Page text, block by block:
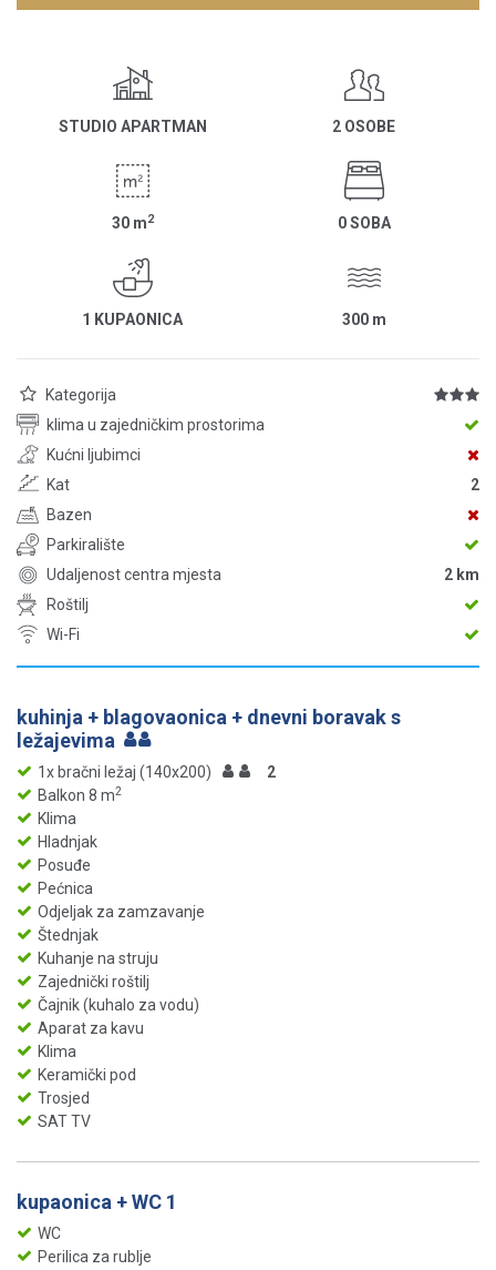
STUDIO APARTMAN 2 OSOBE
30 m2 0 SOBA
1 KUPAONICA 300 m
Kategorija
klima u zajedničkim prostorima
Kućni ljubimci
Kat
2
Bazen
Parkiralište
Udaljenost centra mjesta
2 km
Roštilj
Wi-Fi
kuhinja + blagovaonica + dnevni boravak s
ležajevima
1x bračni ležaj (140x200)
2
Balkon 8 m2
Klima
Hladnjak
Posuđe
Pećnica
Odjeljak za zamzavanje
Štednjak
Kuhanje na struju
Zajednički roštilj
Čajnik (kuhalo za vodu)
Aparat za kavu
Klima
Keramički pod
Trosjed
SAT TV
kupaonica + WC 1
WC
Perilica za rublje